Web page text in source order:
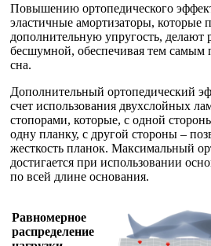
Повышению ортопедического
эластичные амортизаторы, которые
дополнительную упругость, делают
бесшумной, обеспечивая тем
сна.
Дополнительный ортопедический
счет использования двухслойных
стопорами, которые, с одной
одну планку, с другой стороны –
жесткость планок. Максимальный
достигается при использовании
по всей длине основания.
Равномерное
распределение